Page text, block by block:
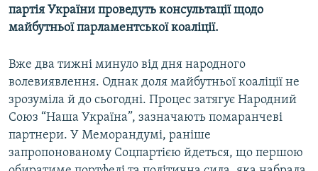
УКРАЇНА
СВІТ
СХЕМИ
ПРИАЗОВ’Я
КИТАЙ.ВИКЛИКИ
МУЛЬТИМЕДІА
ФОТО
СПЕЦПРОЄКТИ
ПОДКАСТИ
партія України проведуть консультації щодо
майбутньої парламентської коаліції.
Вже два тижні минуло від дня народного
волевиявлення. Однак доля майбутньої коаліції не
зрозуміла й до сьогодні. Процес затягує Народний
Союз “Наша Україна”, зазначають помаранчеві
партнери. У Меморандумі, раніше
запропонованому Соцпартією йдеться, що першою